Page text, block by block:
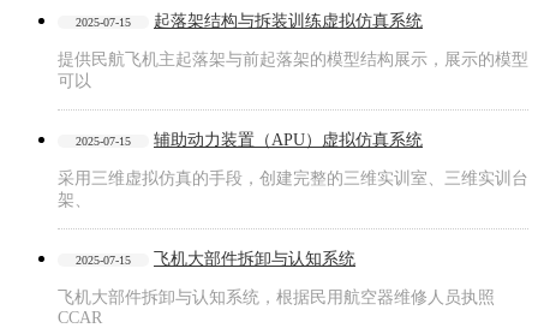
2025-07-15 起落架结构与拆装训练虚拟仿真系统
提供民航飞机主起落架与前起落架的模型结构展示，展示的模型
可以
2025-07-15 辅助动力装置（APU）虚拟仿真系统
采用三维虚拟仿真的手段，创建完整的三维实训室、三维实训台
架、
2025-07-15 飞机大部件拆卸与认知系统
飞机大部件拆卸与认知系统，根据民用航空器维修人员执照
CCAR